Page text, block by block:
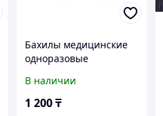
Бахилы медицинские
одноразовые
"Чистовье" 4,5 г.
100шт/уп. синие
В наличии
1 200 ₸